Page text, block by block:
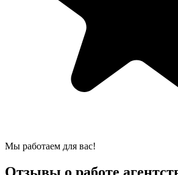
Мы работаем для вас!